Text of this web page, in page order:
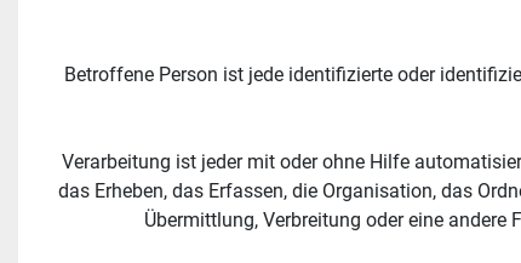
Betroffene Person ist jede identifizierte oder
Verarbeitung ist jeder mit oder ohne Hilfe
das Erheben, das Erfassen, die Organisation, das
Übermittlung, Verbreitung oder eine andere